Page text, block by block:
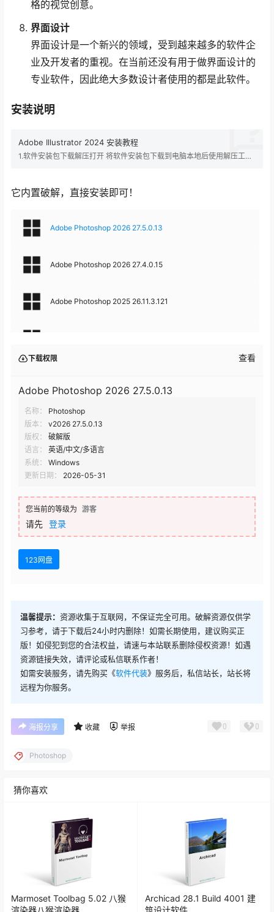
格的视觉创意。
界面设计
界面设计是一个新兴的领域，受到越来越多的软件企
业及开发者的重视。在当前还没有用于做界面设计的
专业软件，因此绝大多数设计者使用的都是此软件。
安装说明
Adobe Illustrator 2024 安装教程
1.软件安装包下载解压打开 将软件安装包下载到电脑本地后使用解压工具
driver文…
它内置破解，直接安装即可！
Adobe Photoshop 2026 27.5.0.13
Adobe Photoshop 2026 27.4.0.15
Adobe Photoshop 2025 26.11.3.121
Adobe Photoshop 2026 27.2.0
Adobe Photoshop 2026 27.2
2025 26.11
Adobe Photoshop 2025 v26.8.0.16
Adobe Photoshop 2025 26.7.0.15 绿色版
Adobe Photoshop 2025 26.6.1.7 CE
Adobe Photoshop 2025 26.5 CE
Adobe Photoshop 2025 26.5 Mac
下载权限 查看
Adobe Photoshop 2026 27.5.0.13
名称：
Photoshop
版本：
v2026 27.5.0.13
版权：
破解版
语言：
英语/中文/多语言
系统：
Windows
更新日期：
2026-05-31
您当前的等级为 游客
请先 登录
123网盘
温馨提示： 资源收集于互联网，不保证完全可用。破解资源仅供学
习参考，请于下载后24小时内删除！如需长期使用，建议购买正
版！如侵犯到您的合法权益，请速与本站联系删除侵权资源！如遇
资源链接失效，请评论或私信联系作者！
如需安装服务，请先购买《软件代装》服务后，私信站长，站长将
远程为你服务。
海报分享 收藏 举报 0 0
Photoshop
猜你喜欢
Marmoset Toolbag 5.02 八猴
渲染器八猴渲染器
Archicad 28.1 Build 4001 建
筑设计软件